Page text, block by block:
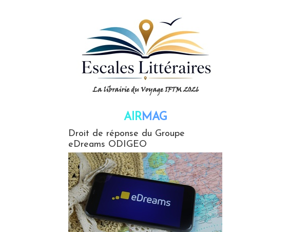
AIRMAG
Droit de réponse du Groupe
eDreams ODIGEO